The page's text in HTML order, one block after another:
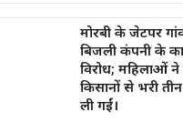
मोरबी के जेटपर
बिजली कंपनी के
विरोध; महिलाओं ने
किसानों से भरी
ली गईं।